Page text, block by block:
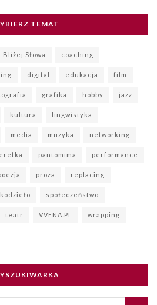
TEMAT
Bliżej Słowa coaching
digital edukacja film
grafika hobby jazz
kultura lingwistyka
media muzyka networking
pantomima performance
proza replacing
społeczeństwo
teatr VVENA.PL wrapping